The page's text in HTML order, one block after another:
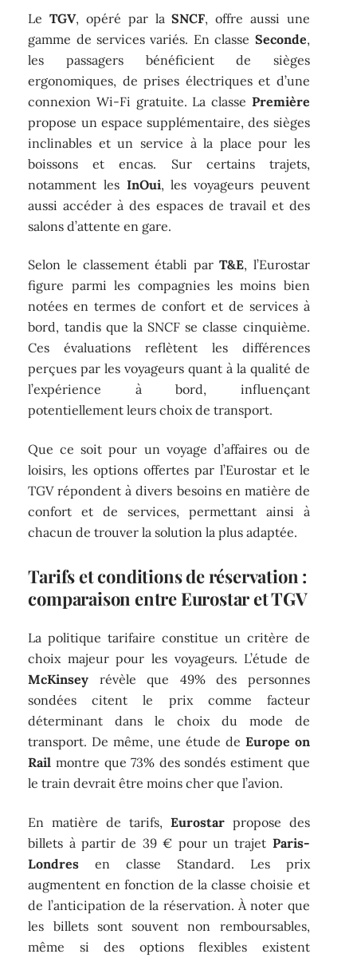
LeTGV, opéré par laSNCF, offre aussi une
gamme de services variés. En classe Seconde,
les passagers bénéficient de sièges
ergonomiques, de prises électriques et d’une
connexion Wi-Fi gratuite. La classe Première
propose un espace supplémentaire, des sièges
inclinables et un service à la place pour les
boissons et encas. Sur certains trajets,
notamment les InOui, les voyageurs peuvent
aussi accéder à des espaces de travail et des
salons d’attente en gare.
Selon le classement établi parT&E, l’Eurostar
figure parmi les compagnies les moins bien
notées en termes de confort et de services à
bord, tandis que la SNCF se classe cinquième.
Ces évaluations reflètent les différences
perçues par les voyageurs quant à la qualité de
l’expérience à bord, influençant
potentiellement leurs choix de transport.
Que ce soit pour un voyage d’affaires ou de
loisirs, les options offertes par l’Eurostar et le
TGV répondent à divers besoins en matière de
confort et de services, permettant ainsi à
chacun de trouver la solution la plus adaptée.
Tarifs et conditions de réservation :
comparaison entre Eurostar et TGV
La politique tarifaire constitue un critère de
choix majeur pour les voyageurs. L’étude de
McKinsey révèle que 49% des personnes
sondées citent le prix comme facteur
déterminant dans le choix du mode de
transport. De même, une étude de Europe on
Rail montre que 73% des sondés estiment que
le train devrait être moins cher que l’avion.
En matière de tarifs, Eurostarpropose des
billets à partir de 39 € pour un trajet Paris-
Londres en classe Standard. Les prix
augmentent en fonction de la classe choisie et
de l’anticipation de la réservation. À noter que
les billets sont souvent non remboursables,
même si des options flexibles existent